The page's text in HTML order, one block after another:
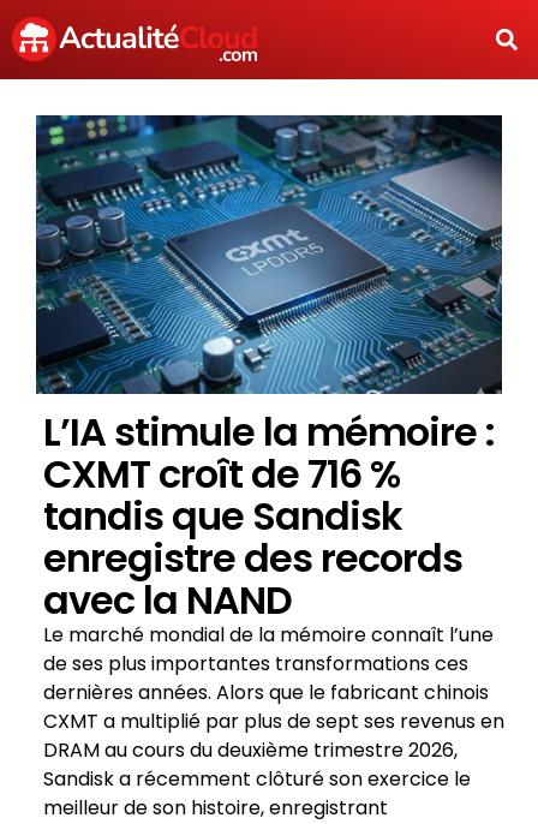
L’IA stimule la mémoire :
CXMT croît de 716 %
tandis que Sandisk
enregistre des records
avec la NAND
Le marché mondial de la mémoire connaît l’une
de ses plus importantes transformations ces
dernières années. Alors que le fabricant chinois
CXMT a multiplié par plus de sept ses revenus en
DRAM au cours du deuxième trimestre 2026,
Sandisk a récemment clôturé son exercice le
meilleur de son histoire, enregistrant